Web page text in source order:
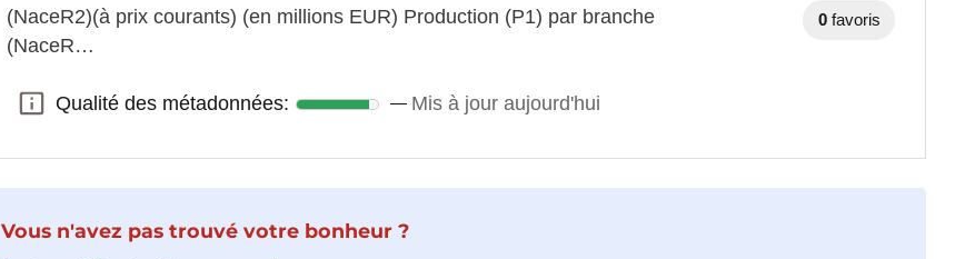
(NaceR2)(à prix courants) (en millions EUR) Production (P1) par branche
(NaceR…
Qualité des métadonnées:
Qualité des métadonnées: Mis à jour aujourd'hui
0 favoris
Vous n'avez pas trouvé votre bonheur ?